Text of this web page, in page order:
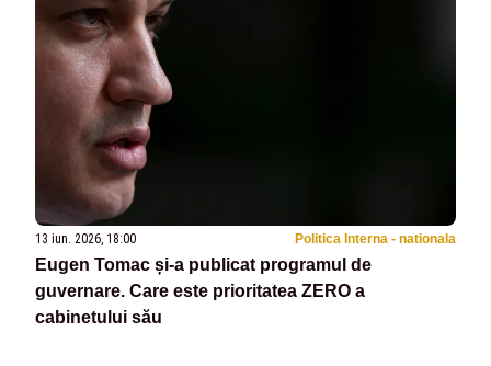
13 iun. 2026, 18:00 Politica Interna - nationala
Eugen Tomac și-a publicat programul de
guvernare. Care este prioritatea ZERO a
cabinetului său